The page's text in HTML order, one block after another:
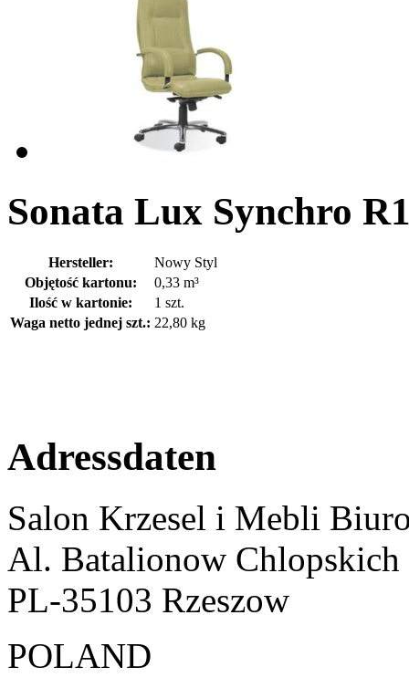
Sonata Lux Synchro
Hersteller:
Nowy Styl
Objętość kartonu:
0,33 m³
Ilość w kartonie:
1 szt.
Waga netto jednej szt.: 22,80 kg
Adressdaten
Salon Krzesel i Mebli
Al. Batalionow
PL-35103 Rzeszow
POLAND